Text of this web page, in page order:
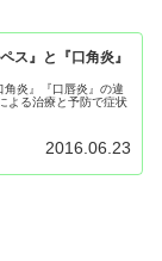
ス』と『口角炎』
角炎』『口唇炎』の違
よる治療と予防で症状
2016.06.23